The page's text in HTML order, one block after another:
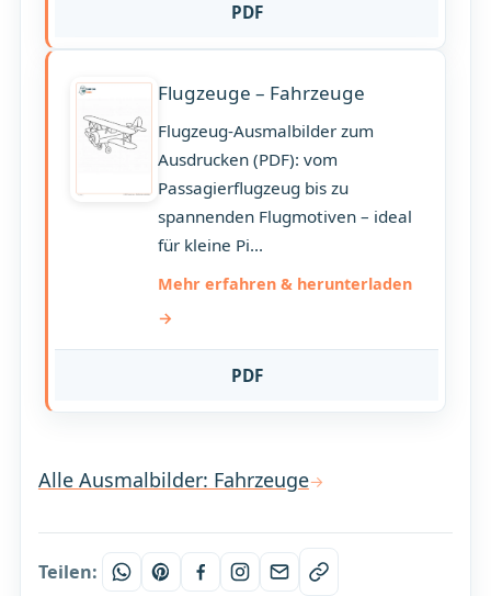
PDF
Flugzeuge – Fahrzeuge
Flugzeug-Ausmalbilder zum
Ausdrucken (PDF): vom
Passagierflugzeug bis zu
spannenden Flugmotiven – ideal
für kleine Pi...
Mehr erfahren & herunterladen
PDF
Alle Ausmalbilder: Fahrzeuge
Teilen: